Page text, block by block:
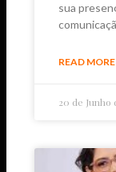
sua
READ MORE
20 de Junho